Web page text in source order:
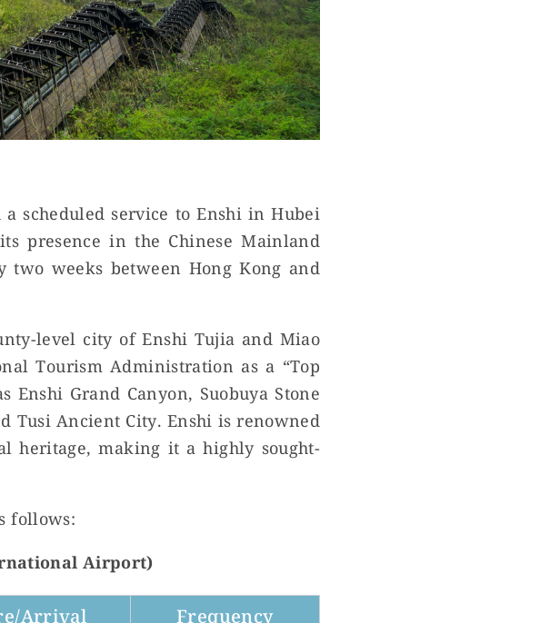
scheduled service to Enshi in Hubei
presence in the Chinese Mainland
weeks between Hong Kong and
level city of Enshi Tujia and Miao
Tourism Administration as a “Top
Grand Canyon, Suobuya Stone
Tusi Ancient City. Enshi is renowned
heritage, making it a highly sought-
follows:
Airport)